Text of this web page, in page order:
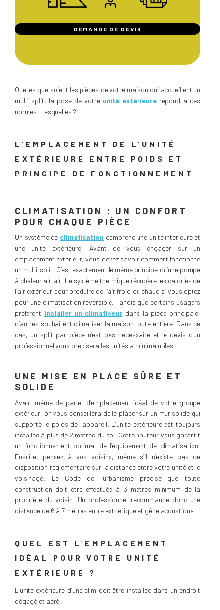
DEMANDE DE DEVIS
Quelles que soient les pièces de votre maison qui accueillent un
multi-split, la pose de votre unité extérieurerépond à des
normes. Lesquelles ?
L’EMPLACEMENT DE L’UNITÉ
EXTÉRIEURE ENTRE POIDS ET
PRINCIPE DE FONCTIONNEMENT
CLIMATISATION : UN CONFORT
POUR CHAQUE PIÈCE
Un système de climatisation comprend une unité intérieure et
une unité extérieure. Avant de vous engager sur un
emplacement extérieur, vous devez savoir comment fonctionne
un multi-split. C’est exactement le même principe qu’une pompe
à chaleur air-air. Le système thermique récupère les calories de
l’air extérieur pour produire de l’air froid ou chaud si vous optez
pour une climatisation réversible. Tandis que certains usagers
préfèrent installer un climatiseur dans la pièce principale,
d’autres souhaitent climatiser la maison toute entière. Dans ce
cas, un split par pièce n’est pas nécessaire et le devis d’un
professionnel vous précisera les unités a minima utiles.
UNE MISE EN PLACE SÛRE ET
SOLIDE
Avant même de parler d’emplacement idéal de votre groupe
extérieur, on vous conseillera de le placer sur un mur solide qui
supporte le poids de l’appareil. L’unité extérieure est toujours
installée à plus de 2 mètres du sol. Cette hauteur vous garantit
un fonctionnement optimal de l’équipement de climatisation.
Ensuite, pensez à vos voisins, même s’il n’existe pas de
disposition réglementaire sur la distance entre votre unité et le
voisinage. Le Code de l’urbanisme précise que toute
construction doit être effectuée à 3 mètres minimum de la
propriété du voisin. Un professionnel recommande donc une
distance de 6 à 7 mètres entre esthétique et gêne acoustique.
QUEL EST L’EMPLACEMENT
IDÉAL POUR VOTRE UNITÉ
EXTÉRIEURE ?
L’unité extérieure d’une clim doit être installée dans un endroit
dégagé et aéré :